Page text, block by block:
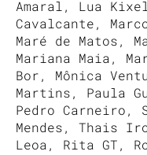
Amaral, Lua
Cavalcante,
Maré de Matos,
Mariana Maia,
Bor, Mônica
Martins, Paula
Pedro Carneiro,
Mendes, Thais
Leoa, Rita GT,